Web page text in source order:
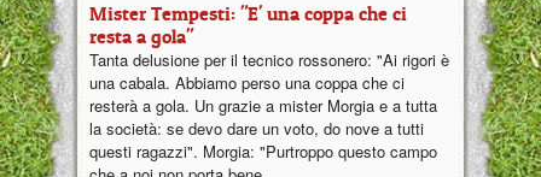
Mister Tempesti: "E' una coppa che ci
resta a gola"
Tanta delusione per il tecnico rossonero: "Ai rigori è
una cabala. Abbiamo perso una coppa che ci
resterà a gola. Un grazie a mister Morgia e a tutta
la società: se devo dare un voto, do nove a tutti
questi ragazzi". Morgia: "Purtroppo questo campo